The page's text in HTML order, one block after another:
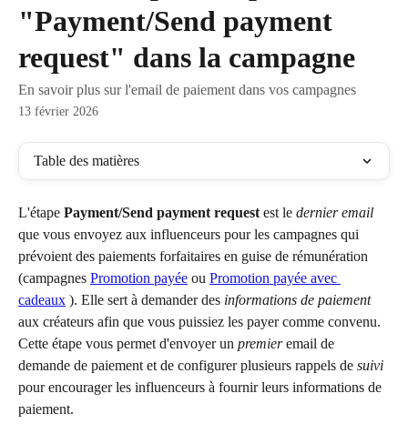
"Payment/Send payment
request" dans la campagne
En savoir plus sur l'email de paiement dans vos campagnes
13 février 2026
Table des matières
L'étape Payment/Send payment request est le dernier email
que vous envoyez aux influenceurs pour les campagnes qui
prévoient des paiements forfaitaires en guise de rémunération
(campagnes Promotion payée ou Promotion payée avec
cadeaux ). Elle sert à demander des informations de paiement
aux créateurs afin que vous puissiez les payer comme convenu.
Cette étape vous permet d'envoyer un premier email de
demande de paiement et de configurer plusieurs rappels de suivi
pour encourager les influenceurs à fournir leurs informations de
paiement.